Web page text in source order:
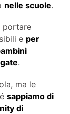
nelle scuole.
portare
e per
.
ma le
sappiamo di
di